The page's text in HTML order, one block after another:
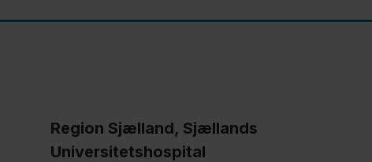
Region Sjælland, Sjællands
Universitetshospital